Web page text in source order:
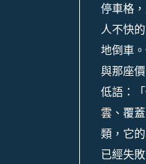
停車格
人不快
地倒車
與那座
低語：
雲、覆
類，它
已經失